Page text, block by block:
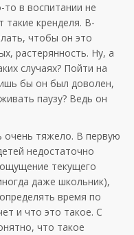
в воспитании не
такие кренделя. В-
чтобы он это
растерянность. Ну, а
случаях? Пойти на
бы он был доволен,
паузу? Ведь он
очень тяжело. В первую
недостаточно
текущего
даже школьник),
время по
и что это такое. С
что такое